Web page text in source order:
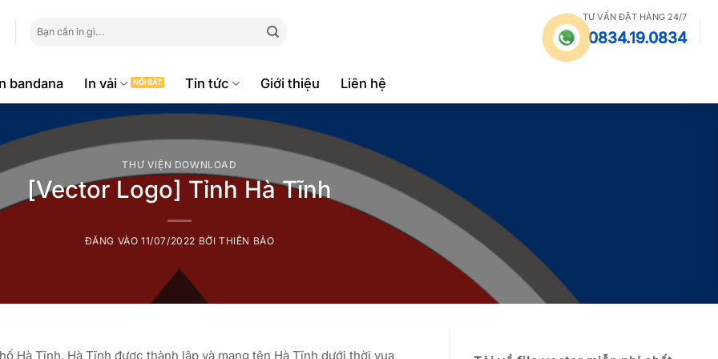
kiếm:
TƯ VẤN ĐẶT HÀNG 24/7
0834.19.0834
bandana In vải Tin tức Giới thiệu Liên hệ
THƯ VIỆN DOWNLOAD
[Vector Logo] Tỉnh Hà Tĩnh
ĐĂNG VÀO 11/07/2022 BỞITHIÊN BẢO
Hà Tĩnh. Hà Tĩnh được thành lập và mang tên Hà Tĩnh dưới thời vua